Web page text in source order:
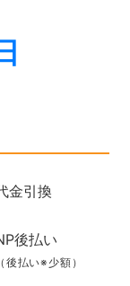
金引換
後払い
（後払い※少額）